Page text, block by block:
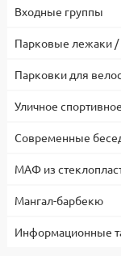
2 года
Стальной
покраской /
Цветовая
3000/4000/5000
Входные группы
Парковые лежаки /
Парковки для
Уличное
Современные
МАФ из
Мангал-барбекю
Информационные